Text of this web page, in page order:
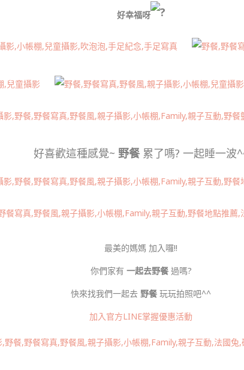
好幸福呀
好喜歡這種感覺~ 野餐累了嗎? 一起睡一波
最美的媽媽 加入囉!!
你們家有 一起去野餐過嗎?
快來找我們一起去 野餐 玩玩拍照吧^^
加入官方LINE掌握優惠活動